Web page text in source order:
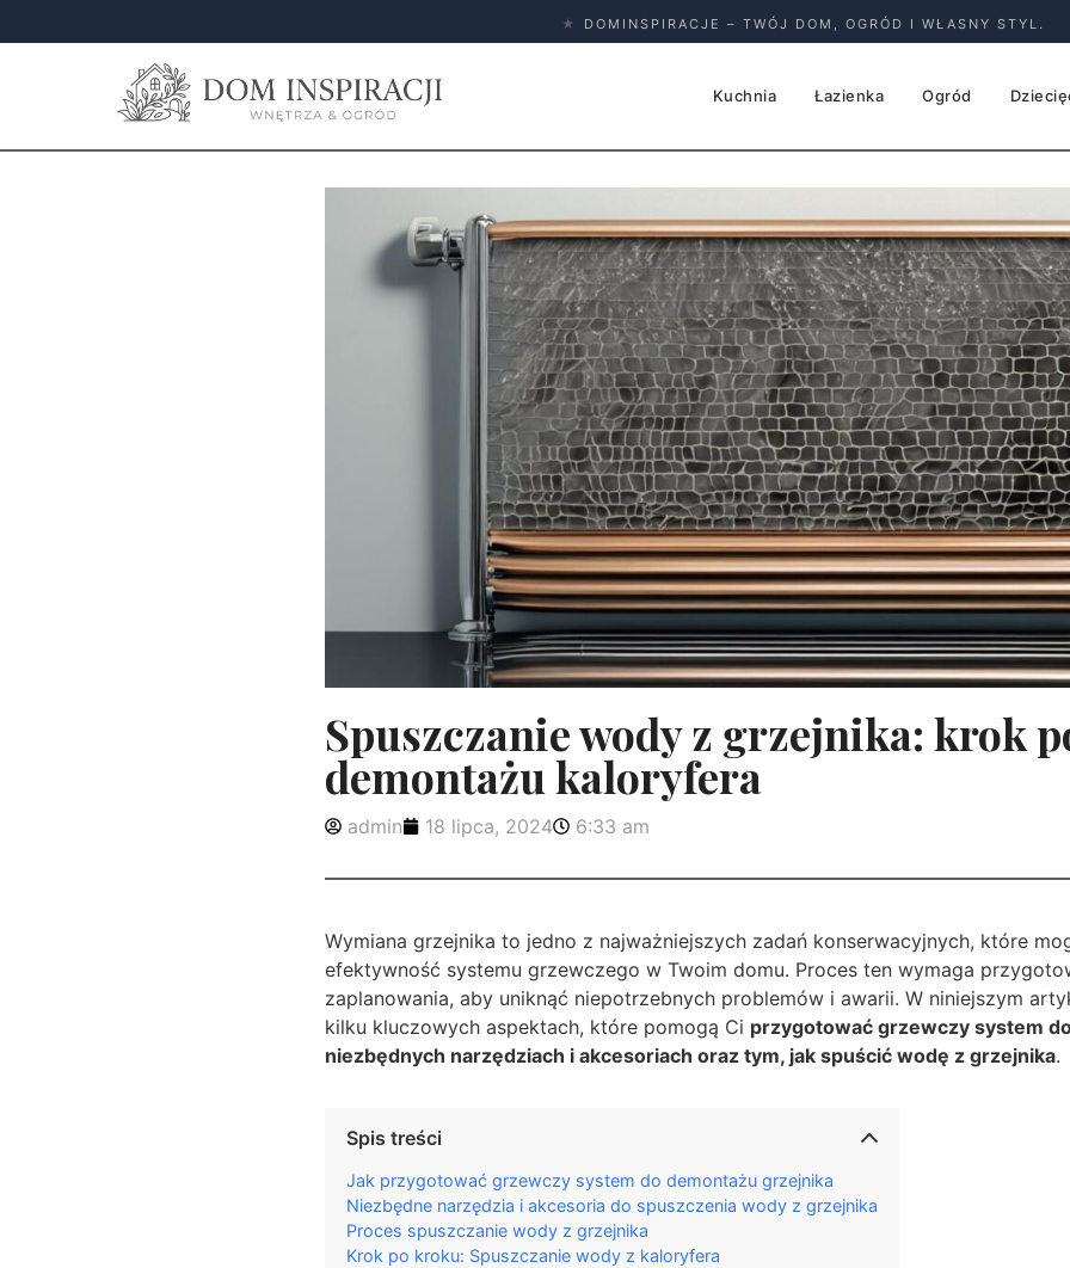
★ DOMINSPIRACJE – TWÓJ DOM, OGRÓD I WŁASNY STYL.
Kuchnia Łazienka Ogród
Spuszczanie wody z grzejnika: krok
demontażu kaloryfera
admin 18 lipca, 2024 6:33 am
Wymiana grzejnika to jedno z najważniejszych zadań konserwacyjnych, które
efektywność systemu grzewczego w Twoim domu. Proces ten wymaga
zaplanowania, aby uniknąć niepotrzebnych problemów i awarii. W niniejszym
kilku kluczowych aspektach, które pomogą Ci przygotować grzewczy system
niezbędnych narzędziach i akcesoriach oraz tym, jak spuścić wodę z grzejnika.
Spis treści
Jak przygotować grzewczy system do demontażu grzejnika
Niezbędne narzędzia i akcesoria do spuszczenia wody z grzejnika
Proces spuszczanie wody z grzejnika
Krok po kroku: Spuszczanie wody z kaloryfera